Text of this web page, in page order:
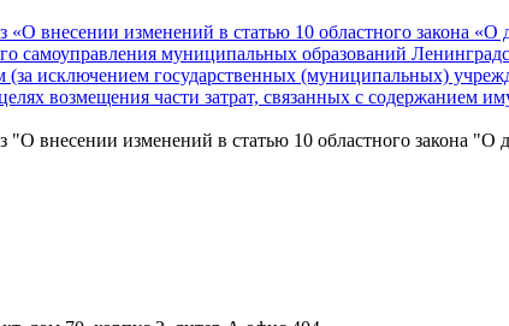
«О внесении изменений в статью 10 областного закона
самоуправления муниципальных образований
исключением государственных (муниципальных)
возмещения части затрат, связанных с содержанием
"О внесении изменений в статью 10 областного закона